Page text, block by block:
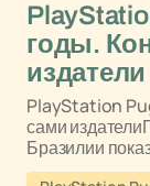
годы.
издатели
PlayStation
сами
Бразилии